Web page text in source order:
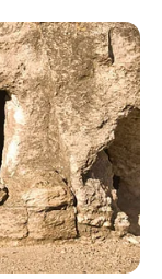
gebucht oder
ohne dass sich